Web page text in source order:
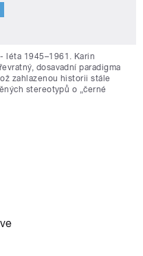
léta 1945–1961. Karin
dosavadní paradigma
zahlazenou historii stále
stereotypů o „černé